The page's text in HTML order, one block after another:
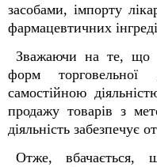
засобами, імпорту
фармацевтичних
Зважаючи на те, що
форм торговельної
самостійною
продажу товарів з
діяльність забезпечує
Отже, вбачається,